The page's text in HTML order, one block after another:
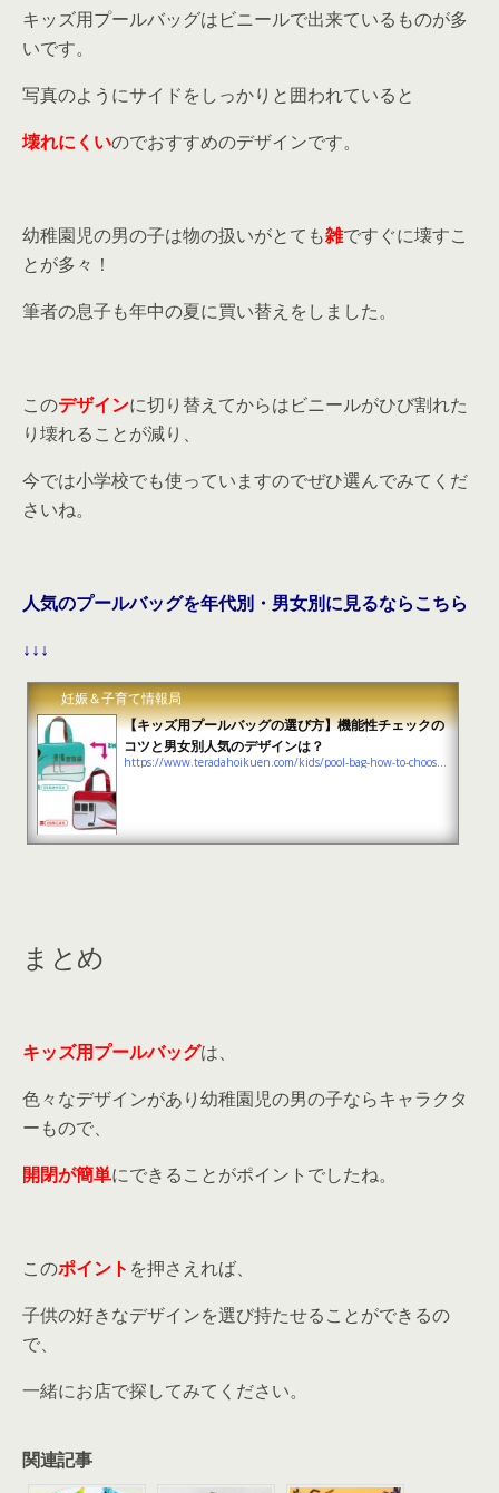
キッズ用プールバッグはビニールで出来ているものが多
いです。
写真のようにサイドをしっかりと囲われていると
壊れにくいのでおすすめのデザインです。
幼稚園児の男の子は物の扱いがとても雑ですぐに壊すこ
とが多々！
筆者の息子も年中の夏に買い替えをしました。
このデザインに切り替えてからはビニールがひび割れた
り壊れることが減り、
今では小学校でも使っていますのでぜひ選んでみてくだ
さいね。
人気のプールバッグを年代別・男女別に見るならこちら
↓↓↓
妊娠＆子育て情報局
【キッズ用プールバッグの選び方】機能性チェックの
コツと男女別人気のデザインは？
https://www.teradahoikuen.com/kids/pool-bag-how-to-choose-summary
まとめ
キッズ用プールバッグは、
色々なデザインがあり幼稚園児の男の子ならキャラクタ
ーもので、
開閉が簡単にできることがポイントでしたね。
このポイント を押さえれば、
子供の好きなデザインを選び持たせることができるの
で、
一緒にお店で探してみてください。
関連記事